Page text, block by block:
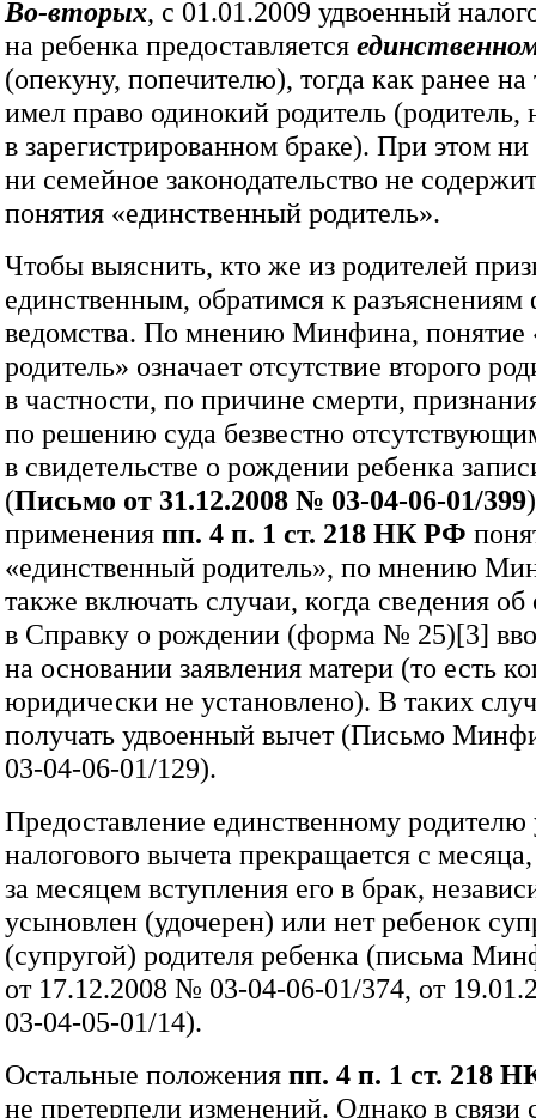
Во-вторых, с 01.01.2009 удвоенный
на ребенка предоставляется
(опекуну, попечителю), тогда как ранее на
имел право одинокий родитель (родитель,
в зарегистрированном браке). При этом ни
ни семейное законодательство не
понятия «единственный родитель».
Чтобы выяснить, кто же из родителей
единственным, обратимся к разъяснениям
ведомства. По мнению Минфина, понятие
родитель» означает отсутствие второго
в частности, по причине смерти,
по решению суда безвестно
в свидетельстве о рождении ребенка
(Письмо от 31.12.2008 № 03‑04‑06‑01/399
применения пп. 4 п. 1 ст. 218 НК РФ
«единственный родитель», по мнению
также включать случаи, когда сведения об
в Справку о рождении (форма № 25)[3]
на основании заявления матери (то есть
юридически не установлено). В таких
получать удвоенный вычет (Письмо
03‑04‑06‑01/129).
Предоставление единственному родителю
налогового вычета прекращается с
за месяцем вступления его в брак,
усыновлен (удочерен) или нет ребенок
(супругой) родителя ребенка (письма
от 17.12.2008 № 03‑04‑06‑01/374, от
03‑04‑05‑01/14).
Остальные положения пп. 4 п. 1 ст. 218
не претерпели изменений. Однако в